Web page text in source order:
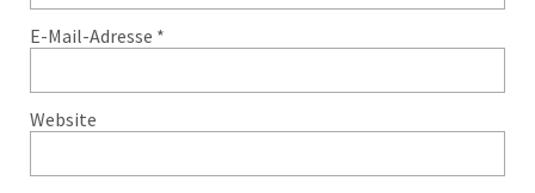
E-Mail-Adresse *
Website